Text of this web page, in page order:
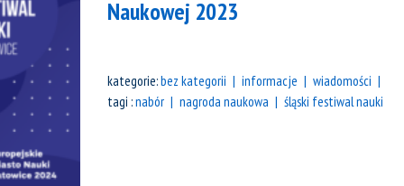
Naukowej 2023
kategorie:bez kategorii informacje
wiadomości
tagi :nabór nagroda naukowa śląski festiwal nauki